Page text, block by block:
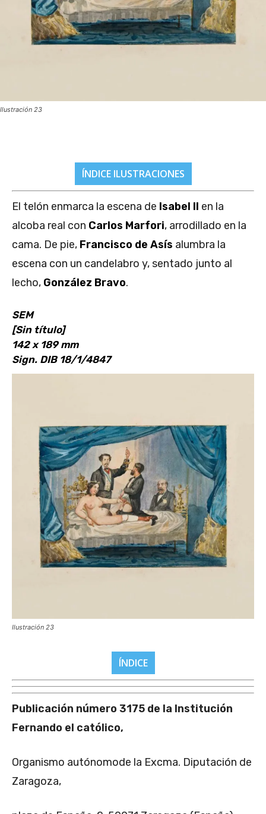
Ilustración 23
ÍNDICE ILUSTRACIONES
El telón enmarca la escena de Isabel II en la
alcoba real con Carlos Marfori, arrodillado en la
cama. De pie, Francisco de Asís alumbra la
escena con un candelabro y, sentado junto al
lecho, González Bravo.
SEM
[Sin título]
142 x 189 mm
Sign. DIB 18/1/4847
Ilustración 23
ÍNDICE
Publicación número 3175 de la Institución
Fernando el católico,
Organismo autónomode la Excma. Diputación de
Zaragoza,